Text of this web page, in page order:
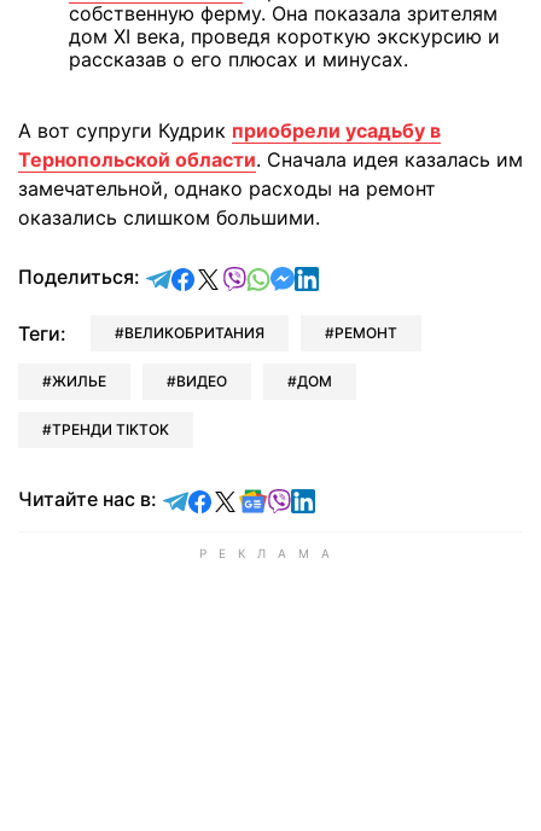
собственную ферму. Она показала зрителям
дом XI века, проведя короткую экскурсию и
рассказав о его плюсах и минусах.
А вот супруги Кудрик приобрели усадьбу в
Тернопольской области. Сначала идея казалась им
замечательной, однако расходы на ремонт
оказались слишком большими.
Поделиться: отправить в Telegram
поделиться в Facebook
поделиться в X
отправить в Viber
отправить в Whatsapp
отправить в Messenger
отправить в LinkedIn
Теги: ВЕЛИКОБРИТАНИЯ РЕМОНТ
ЖИЛЬЕ ВИДЕО ДОМ
ТРЕНДИ TIKTOK
Читайте нас в: Читайте в Telegram
Читайте в Facebook
Читайте в X
Читайте в Google news
Читайте в Viber
Читайте в LinkedIn